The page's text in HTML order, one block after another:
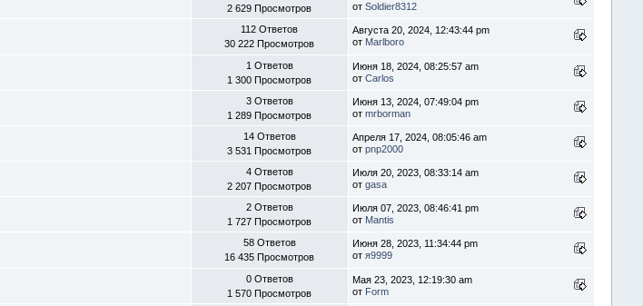
2 629 Просмотров
от Soldier8312
112 Ответов
30 222 Просмотров
Августа 20, 2024, 12:43:44 pm
от Marlboro
1 Ответов
1 300 Просмотров
Июня 18, 2024, 08:25:57 am
от Carlos
3 Ответов
1 289 Просмотров
Июня 13, 2024, 07:49:04 pm
от mrborman
14 Ответов
3 531 Просмотров
Апреля 17, 2024, 08:05:46 am
от pnp2000
4 Ответов
2 207 Просмотров
Июля 20, 2023, 08:33:14 am
от gasa
2 Ответов
1 727 Просмотров
Июля 07, 2023, 08:46:41 pm
от Mantis
58 Ответов
16 435 Просмотров
Июня 28, 2023, 11:34:44 pm
от я9999
0 Ответов
1 570 Просмотров
Мая 23, 2023, 12:19:30 am
от Form